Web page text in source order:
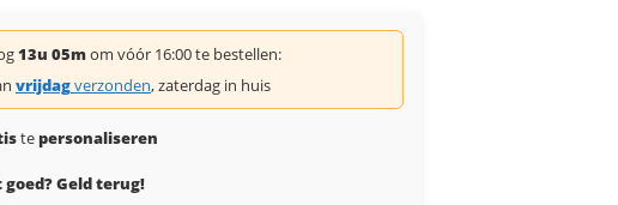
13u 05mom vóór 16:00 te bestellen:
vrijdagverzonden, zaterdag in huis
tepersonaliseren
goed? Geld terug!